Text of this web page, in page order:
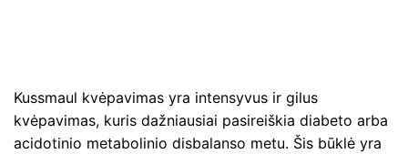
Kussmaul kvėpavimas yra intensyvus ir gilus
kvėpavimas, kuris dažniausiai pasireiškia diabeto arba
acidotinio metabolinio disbalanso metu. Šis būklė yra